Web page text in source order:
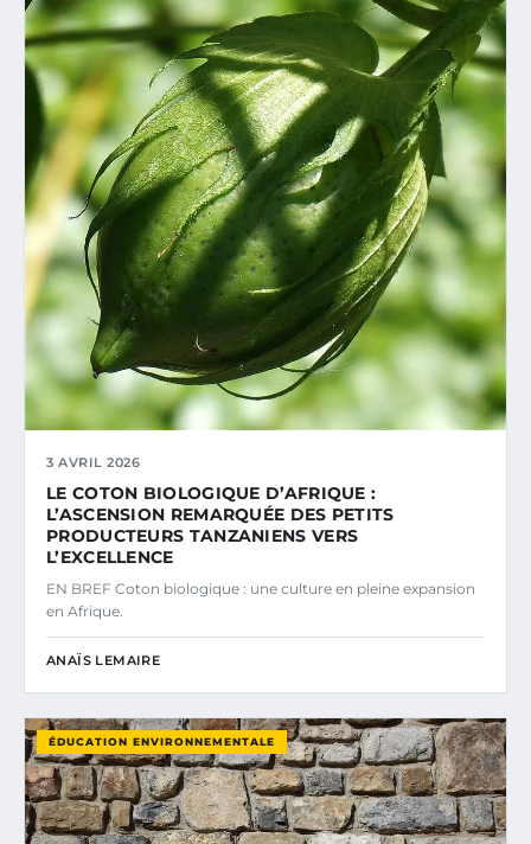
3 AVRIL 2026
LE COTON BIOLOGIQUE D’AFRIQUE :
L’ASCENSION REMARQUÉE DES PETITS
PRODUCTEURS TANZANIENS VERS
L’EXCELLENCE
EN BREF Coton biologique : une culture en pleine expansion
en Afrique.
ANAÏS LEMAIRE
ÉDUCATION ENVIRONNEMENTALE